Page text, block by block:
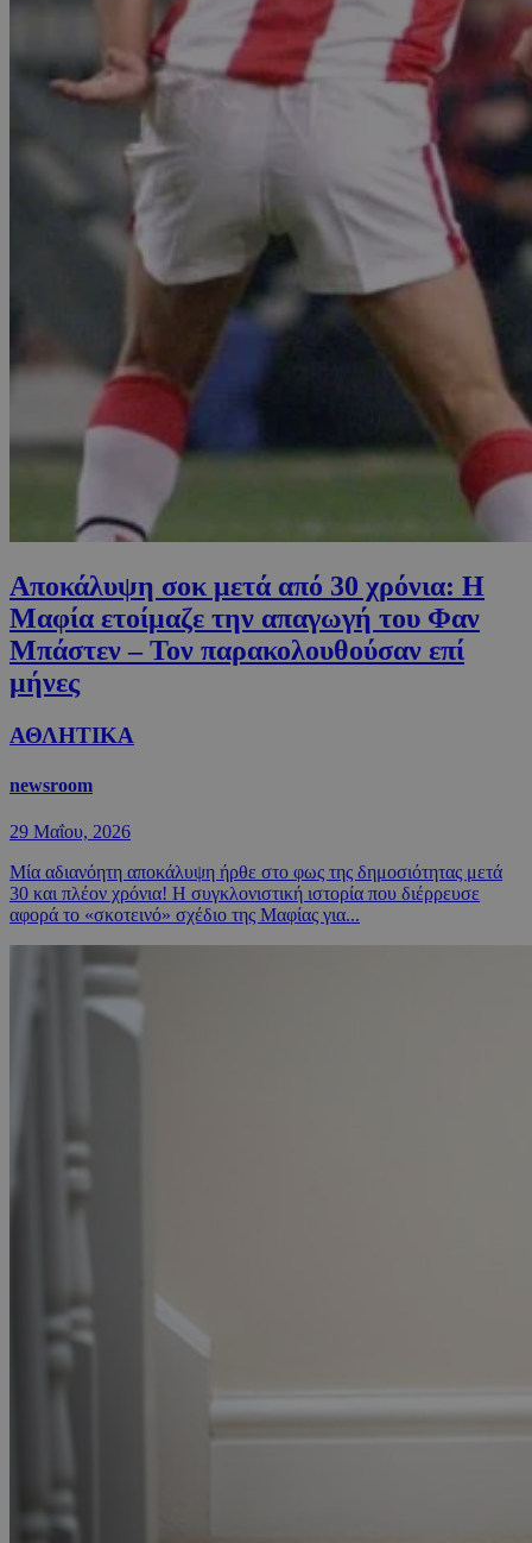
Αποκάλυψη σοκ μετά από 30 χρόνια: Η
Μαφία ετοίμαζε την απαγωγή του Φαν
Μπάστεν – Τον παρακολουθούσαν επί
μήνες
ΑΘΛΗΤΙΚΑ
newsroom
29 Μαΐου, 2026
Μία αδιανόητη αποκάλυψη ήρθε στο φως της δημοσιότητας μετά
30 και πλέον χρόνια! Η συγκλονιστική ιστορία που διέρρευσε
αφορά το «σκοτεινό» σχέδιο της Μαφίας για...